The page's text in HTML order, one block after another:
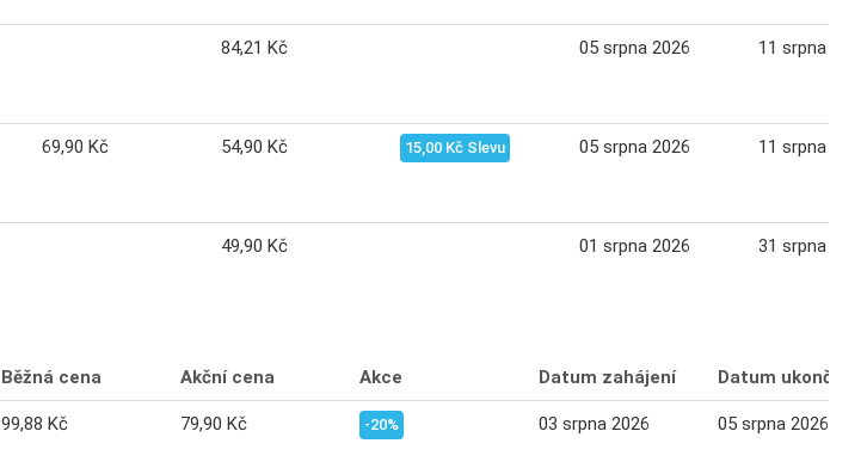
84,21 Kč 05 srpna 2026 11 srpna
69,90 Kč 54,90 Kč 15,00 Kč Slevu 05 srpna 2026 11 srpna
49,90 Kč 01 srpna 2026 31 srpna
Běžná cena Akční cena Akce Datum zahájení Datum ukončení
99,88 Kč 79,90 Kč -20% 03 srpna 2026 05 srpna 2026